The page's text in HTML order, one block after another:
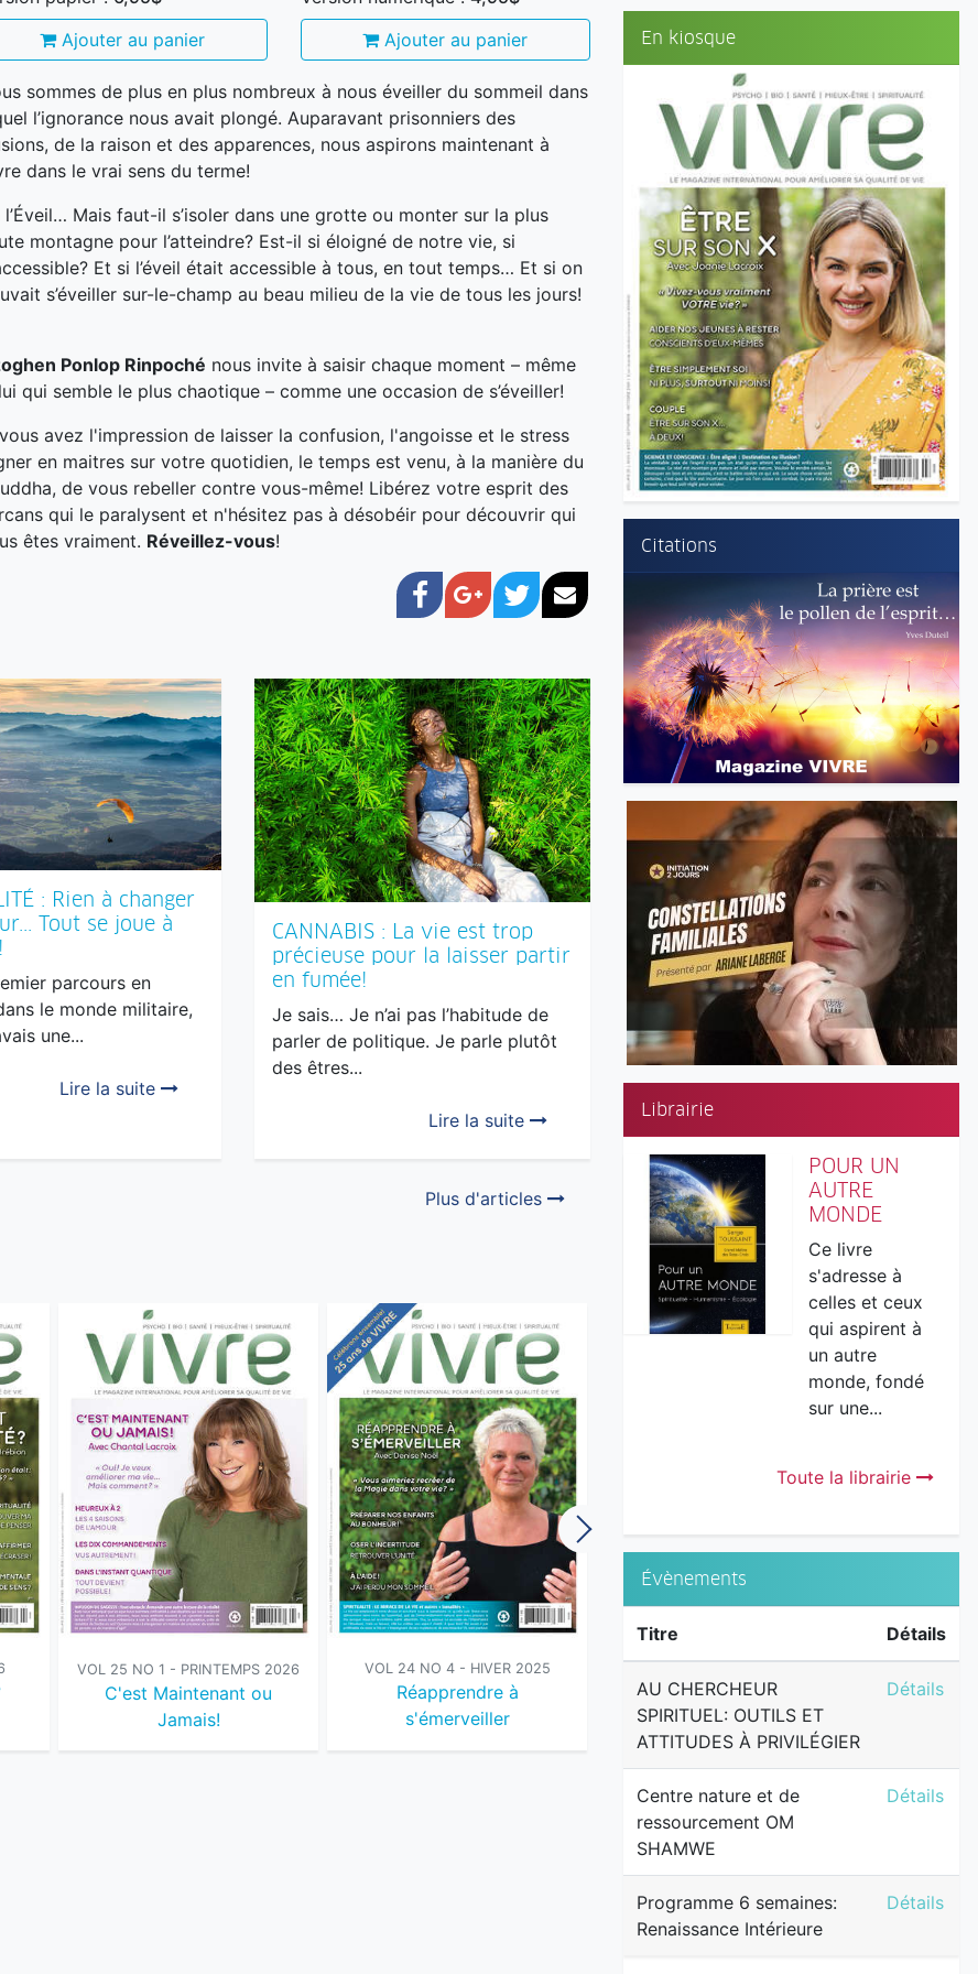
En kiosque
Citations
Librairie
POUR UN
AUTRE
MONDE
Ce livre
s'adresse à
celles et ceux
qui aspirent à
un autre
monde, fondé
sur une...
Toute la librairie
Évènements
Titre Détails
AU CHERCHEUR
SPIRITUEL: OUTILS ET
ATTITUDES À PRIVILÉGIER
AU
Détails
Centre nature et de
ressourcement OM
SHAMWE
Centre
Détails
Programme 6 semaines:
Renaissance Intérieure
Détails
Ajouter au panier
Ajouter au panier
sommes de plus en plus nombreux à nous éveiller du sommeil dans
l’ignorance nous avait plongé. Auparavant prisonniers des
de la raison et des apparences, nous aspirons maintenant à
dans le vrai sens du terme!
l’Éveil… Mais faut-il s’isoler dans une grotte ou monter sur la plus
montagne pour l’atteindre? Est-il si éloigné de notre vie, si
Et si l’éveil était accessible à tous, en tout temps… Et si on
s’éveiller sur-le-champ au beau milieu de la vie de tous les jours!
Ponlop Rinpoché nous invite à saisir chaque moment – même
qui semble le plus chaotique – comme une occasion de s’éveiller!
avez l'impression de laisser la confusion, l'angoisse et le stress
en maitres sur votre quotidien, le temps est venu, à la manière du
de vous rebeller contre vous-même! Libérez votre esprit des
qui le paralysent et n'hésitez pas à désobéir pour découvrir qui
êtes vraiment. Réveillez-vous!
Facebook
Google+
TwitterCourriel
: Rien à changer
Tout se joue à
parcours en
le monde militaire,
une...
Lire la suite
CANNABIS : La vie est trop
précieuse pour la laisser partir
en fumée!
Je sais… Je n’ai pas l’habitude de
parler de politique. Je parle plutôt
des êtres...
Lire la suite
Plus d'articles
VOL 25 NO 1 - PRINTEMPS 2026
C'est Maintenant ou
Jamais!
VOL 24 NO 4 - HIVER 2025
Réapprendre à
s'émerveiller
Ainsi Soit-il !
Voir le